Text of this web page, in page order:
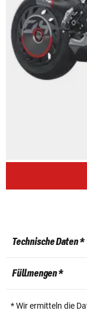
Technische Daten *
Füllmengen *
* Wir ermitteln die